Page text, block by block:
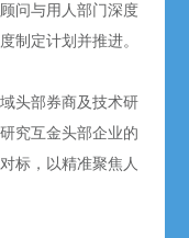
问与用人部门深度
制定计划并推进。
头部券商及技术研
究互金头部企业的
标，以精准聚焦人